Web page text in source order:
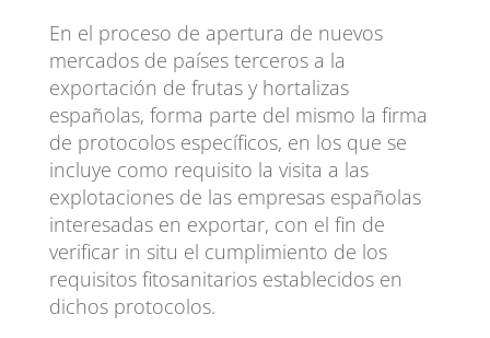
En el proceso de apertura de nuevos
mercados de países terceros a la
exportación de frutas y hortalizas
españolas, forma parte del mismo la firma
de protocolos específicos, en los que se
incluye como requisito la visita a las
explotaciones de las empresas españolas
interesadas en exportar, con el fin de
verificar in situ el cumplimiento de los
requisitos fitosanitarios establecidos en
dichos protocolos.